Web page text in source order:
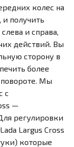
колес на
и получить
и справа,
действий. Вы
сторону в
более
повороте. Мы
с
—
регулировки
Largus Cross
которые